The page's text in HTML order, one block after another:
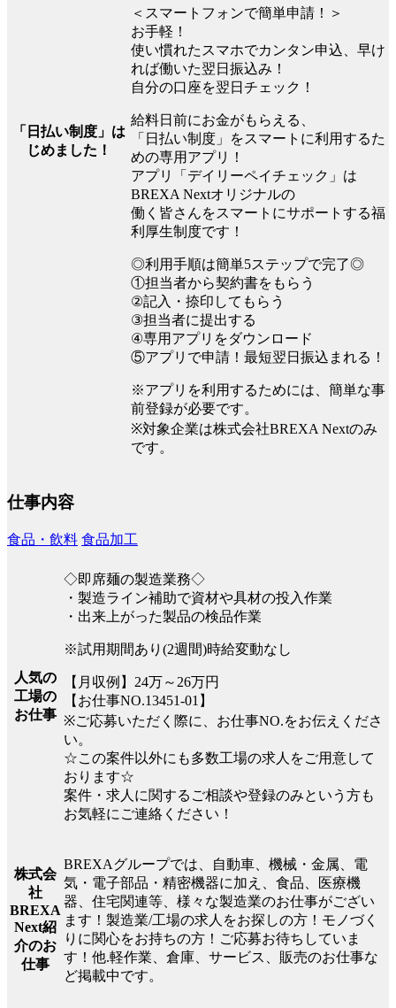
「日払い制度」は
じめました！
＜スマートフォンで簡単申請！＞
お手軽！
使い慣れたスマホでカンタン申込、早け
れば働いた翌日振込み！
自分の口座を翌日チェック！
給料日前にお金がもらえる、
「日払い制度」をスマートに利用するた
めの専用アプリ！
アプリ「デイリーペイチェック」は
BREXA Nextオリジナルの
働く皆さんをスマートにサポートする福
利厚生制度です！
◎利用手順は簡単5ステップで完了◎
①担当者から契約書をもらう
②記入・捺印してもらう
③担当者に提出する
④専用アプリをダウンロード
⑤アプリで申請！最短翌日振込まれる！
※アプリを利用するためには、簡単な事
前登録が必要です。
※対象企業は株式会社BREXA Nextのみ
です。
仕事内容
食品・飲料 食品加工
人気の
工場の
お仕事
◇即席麺の製造業務◇
・製造ライン補助で資材や具材の投入作業
・出来上がった製品の検品作業
※試用期間あり(2週間)時給変動なし
【月収例】24万～26万円
【お仕事NO.13451-01】
※ご応募いただく際に、お仕事NO.をお伝えくださ
い。
☆この案件以外にも多数工場の求人をご用意して
おります☆
案件・求人に関するご相談や登録のみという方も
お気軽にご連絡ください！
株式会
社
BREXA
Next紹
介のお
仕事
BREXAグループでは、自動車、機械・金属、電
気・電子部品・精密機器に加え、食品、医療機
器、住宅関連等、様々な製造業のお仕事がござい
ます！製造業/工場の求人をお探しの方！モノづく
りに関心をお持ちの方！ご応募お待ちしていま
す！他.軽作業、倉庫、サービス、販売のお仕事な
ど掲載中です。